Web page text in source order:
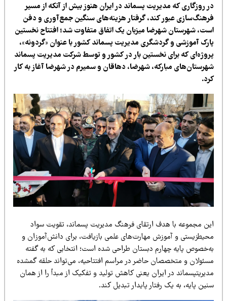
پسماند در ایران هنوز بیش از آنکه از مسیر
گرفتار هزینه‌های سنگین جمع‌آوری و دفن
میزبان یک اتفاق متفاوت شد؛ افتتاح نخستین
مدیریت پسماند کشور با عنوان «گردونه»،
نخستین بار در کشور و توسط شرکت مدیریت پسماند
شهرضا، دهاقان و سمیرم در شهرضا آغاز به کار
ارتقا یفرهنگ مدیریت پسماند، تقویتسواد
مهارت‌هایعلمیبازیافت،برایدانش‌آموزان و
دبستان طراحیشده است؛ انتخابیکه به گفته
حاضر در مراسم افتتاح یه،می‌تواندحلقه گمشده
یعنیکاهش تولیدو تفکیکاز مبدأ را از همان
رفتار پایدارتبد ل کند